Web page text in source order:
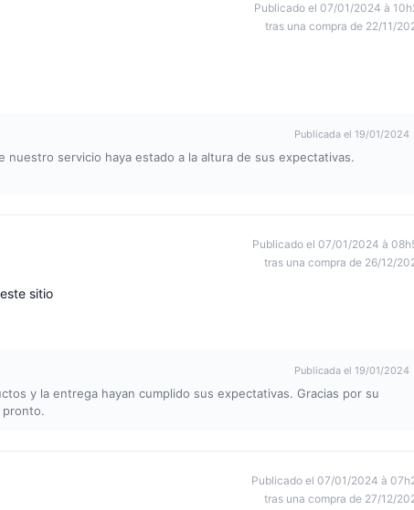
Publicado el 07/01/2024 à
tras una compra de 22/11/
Publicada el 19/01/2024
nuestro servicio haya estado a la altura de sus expectativas.
Publicado el 07/01/2024 à
tras una compra de 26/12/
sitio
Publicada el 19/01/2024
y la entrega hayan cumplido sus expectativas. Gracias por su
pronto.
Publicado el 07/01/2024 à
tras una compra de 27/12/